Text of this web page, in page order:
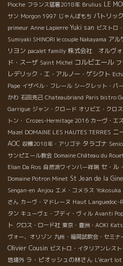
Pioche フランス猛暑2018年 Brulius LE
サン Morgon 1997 じゃんぼもち パトリッ
primeur Anne Lapierre Yuki san ビストロ
Sumiyaki SHINORI le couple Nakayama アル
リヨン pacalet familly 株式会社 オルヴォ
ド・スーザ Saint Michel コルビエール
レデリック・エ・アルノー・ゲシクト
Pape イザベル・フレール シークレット・パ
かわ 石田克己 Chateaubriand Paris bistro
Garrigue ジャン・クロード オリビエ・クロス
トン・ Crozes-Hermitage 2016 カーヴ・エ
Mazel DOMAINE LES HAUTES TERRES ニ
AOC 収穫2018年・アリゴテ タラゴナ
サンピエール教会 Domaine Château du
Elian Da Ros 自然派ワインバー祥瑞 セ・ル
Domaine Potron Minet St Jean de la
Sengan-en Anjou エメ・コメラス Yokosuka
さん カーヴ・マドレーヌ Haut Languedoc-
タン キューヴェ・ブディ・ヴィル Avanti
ト クロス・ロード社 東京・豊洲・AOKI
ヴォー、オリゾン 九州・福岡試飲会・セミナ
Olivier Cousin ビストロ・イタリアンレスト
地場外 ラ・ピオッシュの林さん L'écart